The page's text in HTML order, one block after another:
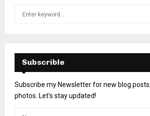
Subscrible
Subscribe my Newsletter for new blog
photos. Let's stay updated!